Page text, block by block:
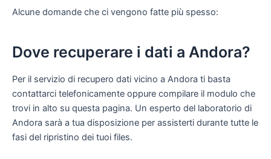
Alcune domande che ci vengono fatte più spesso:
Dove recuperare i dati a Andora?
Per il servizio di recupero dati vicino a Andora ti basta
contattarci telefonicamente oppure compilare il modulo che
trovi in alto su questa pagina. Un esperto del laboratorio di
Andora sarà a tua disposizione per assisterti durante tutte le
fasi del ripristino dei tuoi files.